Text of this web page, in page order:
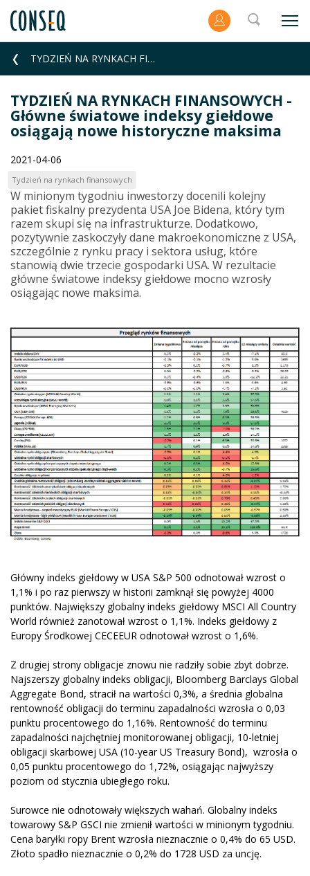
TYDZIEŃ NA RYNKACH FINANSOWYCH - Główne światowe indeksy giełdowe osiągają nowe historyczne maksima
TYDZIEŃ NA RYNKACH FINANSOWYCH -
Główne światowe indeksy giełdowe
osiągają nowe historyczne maksima
2021-04-06
Tydzień na rynkach finansowych
W minionym tygodniu inwestorzy docenili kolejny
pakiet fiskalny prezydenta USA Joe Bidena, który tym
razem skupi się na infrastrukturze. Dodatkowo,
pozytywnie zaskoczyły dane makroekonomiczne z USA,
szczególnie z rynku pracy i sektora usług, które
stanowią dwie trzecie gospodarki USA. W rezultacie
główne światowe indeksy giełdowe mocno wzrosły
osiągając nowe maksima.
Główny indeks giełdowy w USA S&P 500 odnotował wzrost o
1,1% i po raz pierwszy w historii zamknął się powyżej 4000
punktów. Największy globalny indeks giełdowy MSCI All Country
World również zanotował wzrost o 1,1%. Indeks giełdowy z
Europy Środkowej CECEEUR odnotował wzrost o 1,6%.
Z drugiej strony obligacje znowu nie radziły sobie zbyt dobrze.
Najszerszy globalny indeks obligacji, Bloomberg Barclays Global
Aggregate Bond, stracił na wartości 0,3%, a średnia globalna
rentowność obligacji do terminu zapadalności wzrosła o 0,03
punktu procentowego do 1,16%. Rentowność do terminu
zapadalności najchętniej monitorowanej obligacji, 10-letniej
obligacji skarbowej USA (10-year US Treasury Bond), wzrosła o
0,05 punktu procentowego do 1,72%, osiągając najwyższy
poziom od stycznia ubiegłego roku.
Surowce nie odnotowały większych wahań. Globalny indeks
towarowy S&P GSCI nie zmienił wartości w minionym tygodniu.
Cena baryłki ropy Brent wzrosła nieznacznie o 0,4% do 65 USD.
Złoto spadło nieznacznie o 0,2% do 1728 USD za uncję.